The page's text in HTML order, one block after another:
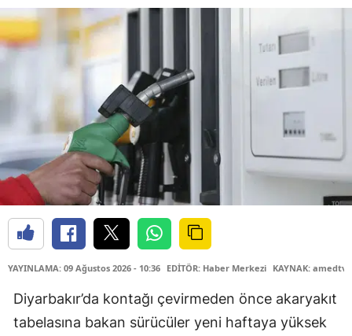
YAYINLAMA: 09 Ağustos 2026 - 10:36 EDİTÖR: Haber Merkezi KAYNAK:
Diyarbakır’da kontağı çevirmeden önce akaryakıt
tabelasına bakan sürücüler yeni haftaya yüksek